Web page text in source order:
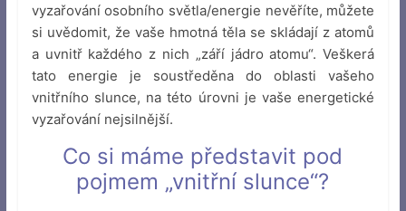
vyzařování osobního světla/energie nevěříte, můžete
si uvědomit, že vaše hmotná těla se skládají z atomů
a uvnitř každého z nich „září jádro atomu“. Veškerá
tato energie je soustředěna do oblasti vašeho
vnitřního slunce, na této úrovni je vaše energetické
vyzařování nejsilnější.
Co si máme představit pod
pojmem „vnitřní slunce“?